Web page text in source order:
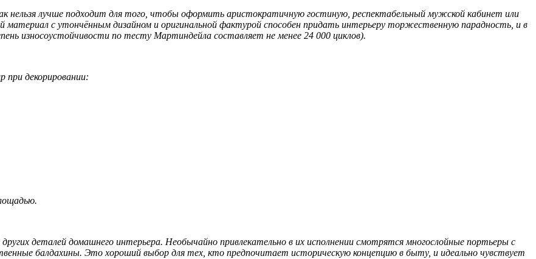
нельзя лучше подходит для того, чтобы оформить аристократичную гостиную, респектабельный мужской кабинет или
с утончённым дизайном и оригинальной фактурой способен придать интерьеру торжественную парадность, и в
износоустойчивости по тесту Мартиндейла составляет не менее 24 000 циклов).
при декорировании:
деталей домашнего интерьера. Необычайно привлекательно в их исполнении смотрятся многослойные портьеры с
балдахины. Это хороший выбор для тех, кто предпочитает историческую концепцию в быту, и идеально чувствует